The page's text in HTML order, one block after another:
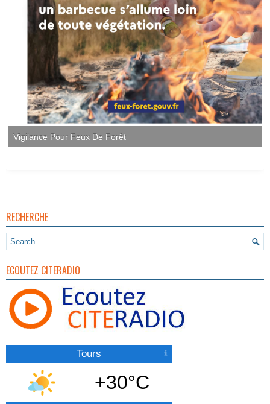
Vigilance Pour Feux De Forêt
RECHERCHE
ECOUTEZ CITERADIO
Tours
+30°C